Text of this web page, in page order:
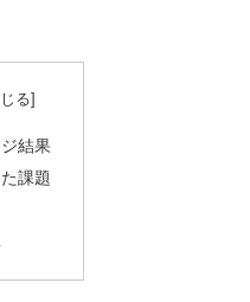
結果
課題